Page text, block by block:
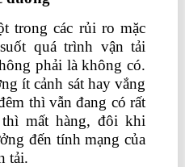
trong các rủi ro mặc
quá trình vận tải
phải là không có.
ít cảnh sát hay vắng
thì vẫn đang có rất
mất hàng, đôi khi
đến tính mạng của
tải.